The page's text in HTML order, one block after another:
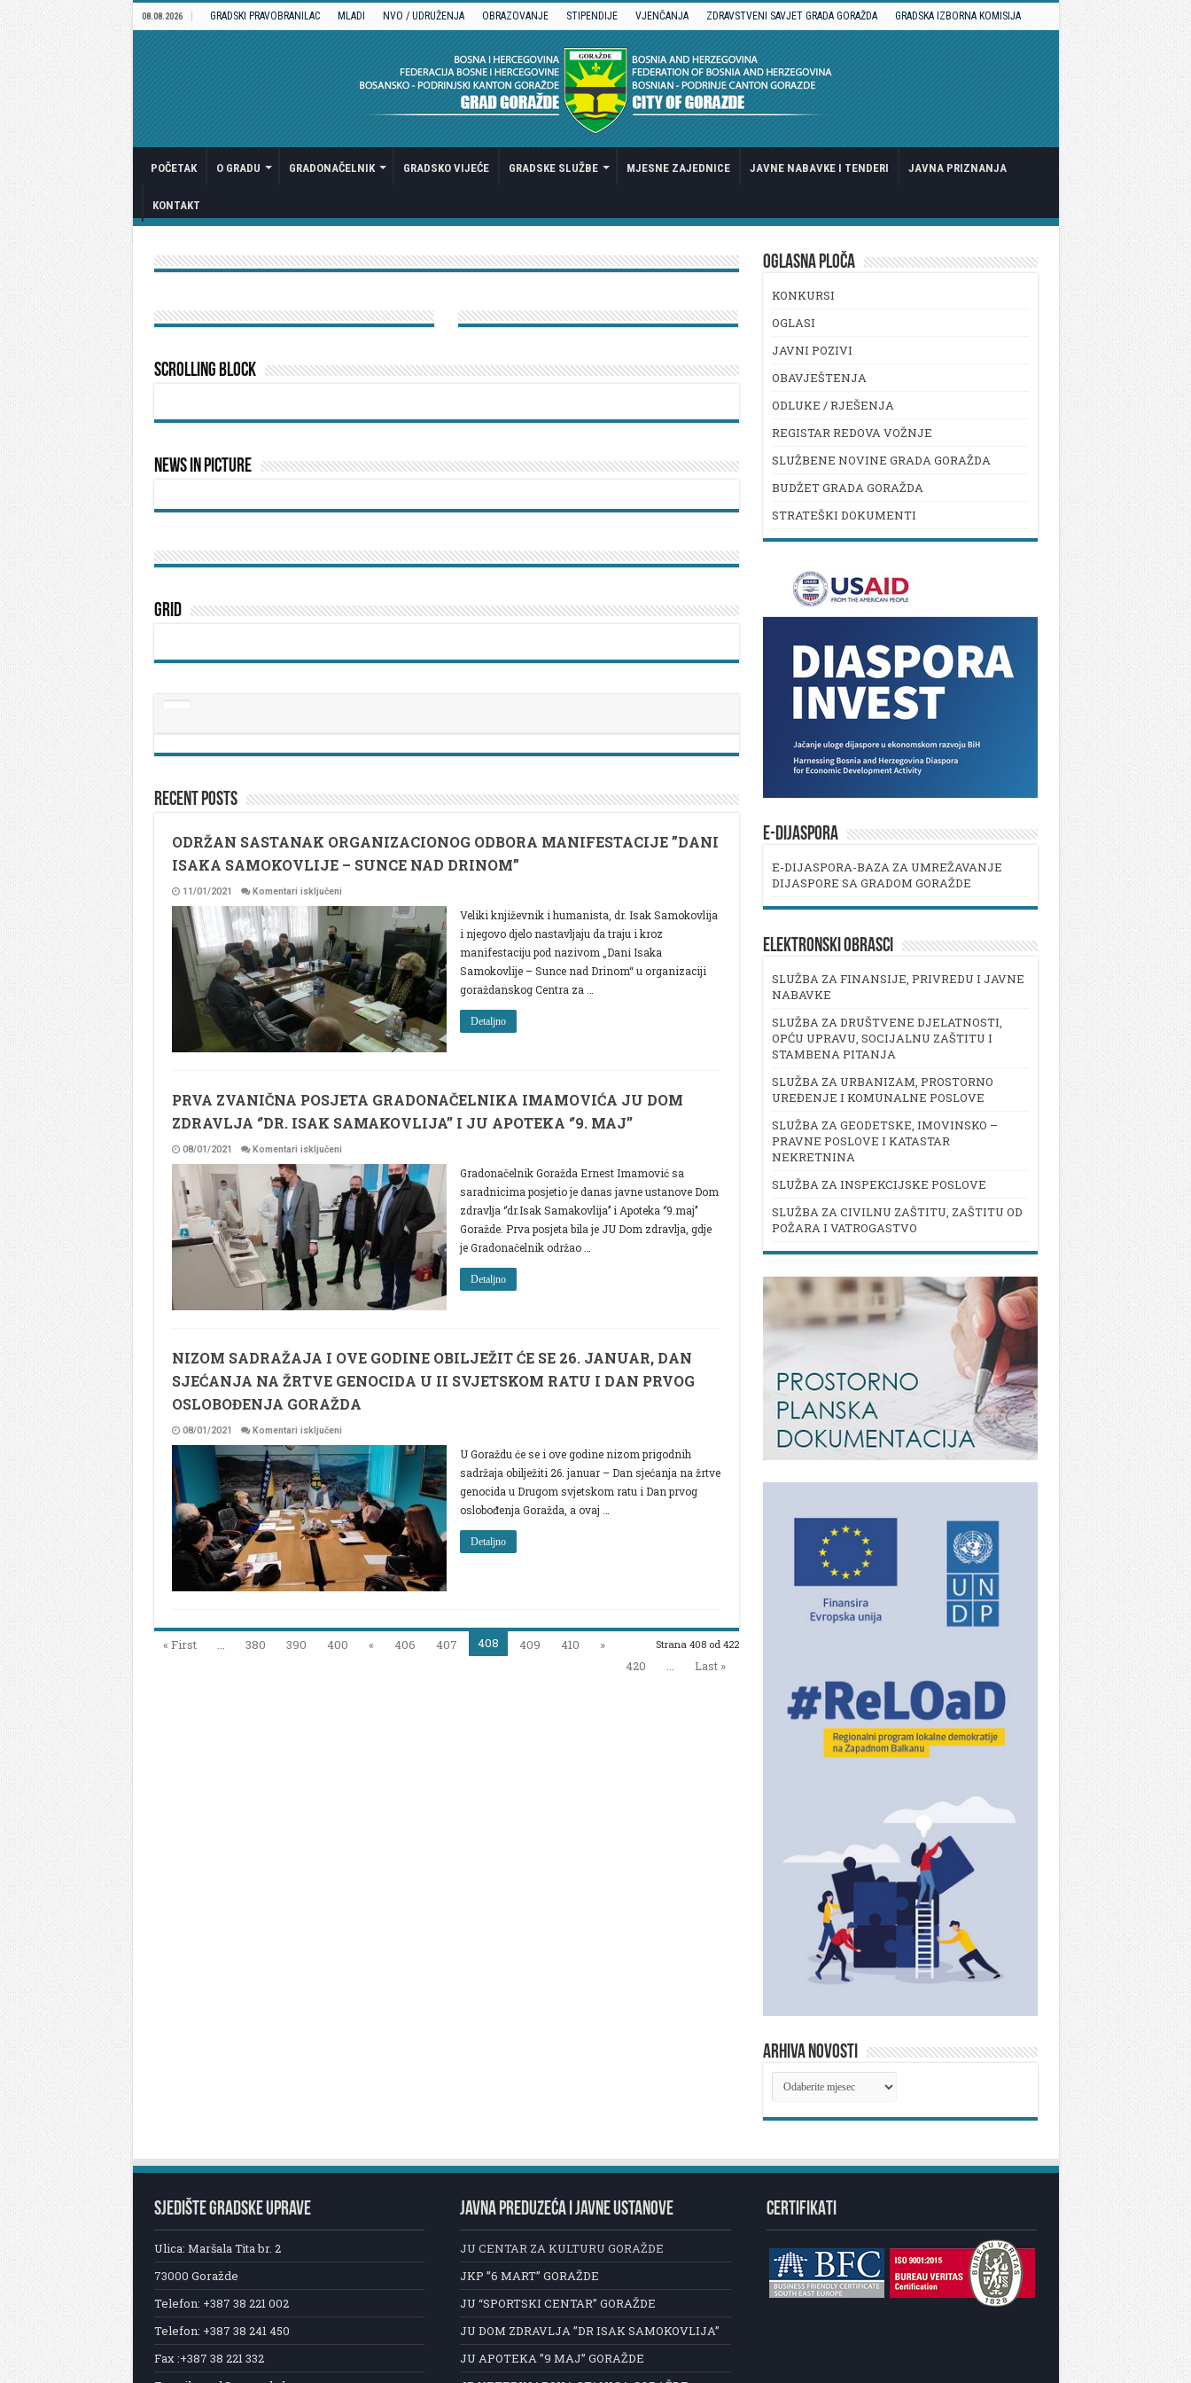
08.08.2026 GRADSKI PRAVOBRANILAC MLADI NVO / UDRUŽENJA OBRAZOVANJE STIPENDIJE VJENČANJA ZDRAVSTVENI SAVJET GRADA GORAŽDA GRADSKA IZBORNA KOMISIJA
POČETAK O GRADU GRADONAČELNIK GRADSKO VIJEĆE GRADSKE SLUŽBE MJESNE ZAJEDNICE JAVNE NABAVKE I TENDERI JAVNA PRIZNANJA
KONTAKT
Scrolling Block
News In Picture
Grid
Recent Posts
ODRŽAN SASTANAK ORGANIZACIONOG ODBORA MANIFESTACIJE ”DANI
ISAKA SAMOKOVLIJE – SUNCE NAD DRINOM”
11/01/2021 Komentari isključeniza
SASTANAK
ORGANIZACIONOG
ODBORA
MANIFESTACIJE
”DANI
ISAKA
SAMOKOVLIJE
SUNCE
NAD
DRINOM”
Veliki književnik i humanista, dr. Isak Samokovlija
i njegovo djelo nastavljaju da traju i kroz
manifestaciju pod nazivom „Dani Isaka
Samokovlije – Sunce nad Drinom“ u organizaciji
goraždanskog Centra za …
Detaljno
PRVA ZVANIČNA POSJETA GRADONAČELNIKA IMAMOVIĆA JU DOM
ZDRAVLJA ‘’DR. ISAK SAMAKOVLIJA’’ I JU APOTEKA ‘’9. MAJ’’
08/01/2021 Komentari isključeniza
ZVANIČNA
POSJETA
GRADONAČELNIKA
IMAMOVIĆA
JU
DOM
ZDRAVLJA
‘’DR.
ISAK
SAMAKOVLIJA’’
I
APOTEKA
Gradonačelnik Goražda Ernest Imamović sa
saradnicima posjetio je danas javne ustanove Dom
zdravlja ‘’dr.Isak Samakovlija’’ i Apoteka ‘’9.maj’’
Goražde. Prva posjeta bila je JU Dom zdravlja, gdje
je Gradonačelnik održao …
Detaljno
NIZOM SADRAŽAJA I OVE GODINE OBILJEŽIT ĆE SE 26. JANUAR, DAN
SJEĆANJA NA ŽRTVE GENOCIDA U II SVJETSKOM RATU I DAN PRVOG
OSLOBOĐENJA GORAŽDA
08/01/2021 Komentari isključeniza
SADRAŽAJA
I
OVE
GODINE
OBILJEŽIT
ĆE
SE
26.
JANUAR,
SJEĆANJA
NA
ŽRTVE
II
RATU
U Goraždu će se i ove godine nizom prigodnih
sadržaja obilježiti 26. januar – Dan sjećanja na žrtve
genocida u Drugom svjetskom ratu i Dan prvog
oslobođenja Goražda, a ovaj …
Detaljno
Strana 408 od 422
« First ... 380 390 400 « 406 407 408 409 410
»
420
... Last »
OGLASNA PLOČA
KONKURSI
OGLASI
JAVNI POZIVI
OBAVJEŠTENJA
ODLUKE / RJEŠENJA
REGISTAR REDOVA VOŽNJE
SLUŽBENE NOVINE GRADA GORAŽDA
BUDŽET GRADA GORAŽDA
STRATEŠKI DOKUMENTI
E-DIJASPORA
E-DIJASPORA-BAZA ZA UMREŽAVANJE
DIJASPORE SA GRADOM GORAŽDE
ELEKTRONSKI OBRASCI
SLUŽBA ZA FINANSIJE, PRIVREDU I JAVNE
NABAVKE
SLUŽBA ZA DRUŠTVENE DJELATNOSTI,
OPĆU UPRAVU, SOCIJALNU ZAŠTITU I
STAMBENA PITANJA
SLUŽBA ZA URBANIZAM, PROSTORNO
UREĐENJE I KOMUNALNE POSLOVE
SLUŽBA ZA GEODETSKE, IMOVINSKO –
PRAVNE POSLOVE I KATASTAR
NEKRETNINA
SLUŽBA ZA INSPEKCIJSKE POSLOVE
SLUŽBA ZA CIVILNU ZAŠTITU, ZAŠTITU OD
POŽARA I VATROGASTVO
ARHIVA NOVOSTI
ARHIVA
NOVOSTI
SJEDIŠTE GRADSKE UPRAVE
Ulica: Maršala Tita br. 2
73000 Goražde
Telefon: +387 38 221 002
Telefon: +387 38 241 450
Fax :+387 38 221 332
JAVNA PREDUZEĆA I JAVNE USTANOVE
JU CENTAR ZA KULTURU GORAŽDE
JKP ”6 MART” GORAŽDE
JU “SPORTSKI CENTAR” GORAŽDE
JU DOM ZDRAVLJA ”DR ISAK SAMOKOVLIJA”
JU APOTEKA ”9 MAJ” GORAŽDE
CERTIFIKATI